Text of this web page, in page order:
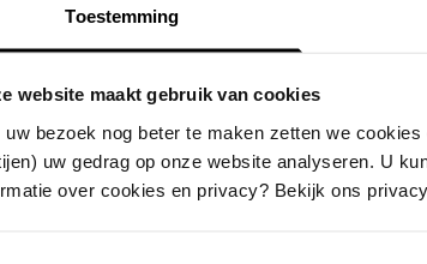
Toestemming
website maakt gebruik van cookies
uw bezoek nog beter te maken zetten we
uw gedrag op onze website analyseren. U
over cookies en privacy? Bekijk ons